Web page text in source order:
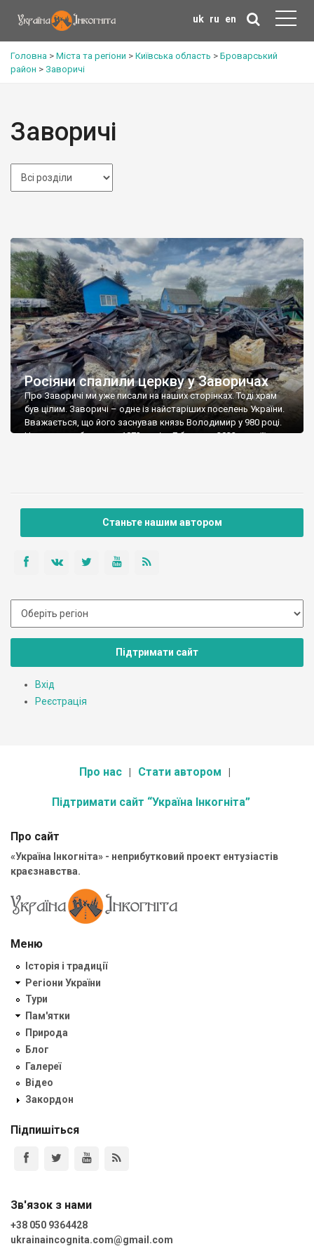
uk ru en
Головна > Міста та регіони > Київська область > Броварський
район > Заворичі
Заворичі
Росіяни спалили церкву у Заворичах
Про Заворичі ми уже писали на наших сторінках. Тоді храм
був цілим. Заворичі – одне із найстаріших поселень України.
Вважається, що його заснував князь Володимир у 980 році.
Церкву тут збудували 1873 році, а 7 березня 2022 року її
Станьте нашим автором
Підтримати сайт
Вхід
Реєстрація
Про нас Стати автором
Підтримати сайт “Україна Інкогніта”
Про сайт
«Україна Інкогніта» - неприбутковий проект ентузіастів
краєзнавства.
Меню
Історія і традиції
Регіони України
Тури
Пам'ятки
Природа
Блог
Галереї
Відео
Закордон
Підпишіться
Зв'язок з нами
+38 050 9364428
ukrainaincognita.com@gmail.com